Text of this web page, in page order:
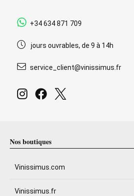
+34 634 871 709
jours ouvrables, de 9 à 14h
service_client@vinissimus.fr
Nos boutiques
Vinissimus.com
Vinissimus.fr